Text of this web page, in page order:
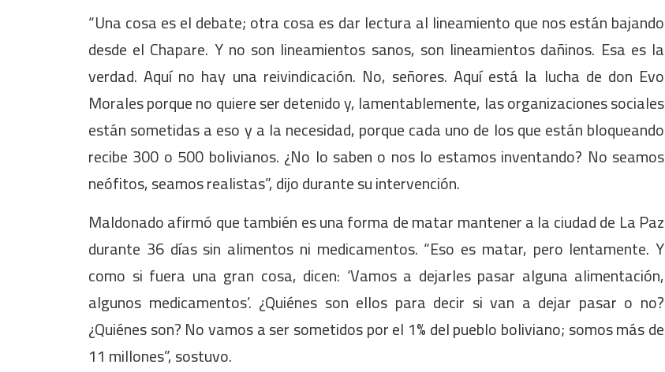
“Una cosa es el debate; otra cosa es dar lectura al lineamiento que nos están bajando
desde el Chapare. Y no son lineamientos sanos, son lineamientos dañinos. Esa es la
verdad. Aquí no hay una reivindicación. No, señores. Aquí está la lucha de don Evo
Morales porque no quiere ser detenido y, lamentablemente, las organizaciones sociales
están sometidas a eso y a la necesidad, porque cada uno de los que están bloqueando
recibe 300 o 500 bolivianos. ¿No lo saben o nos lo estamos inventando? No seamos
neófitos, seamos realistas”, dijo durante su intervención.
Maldonado afirmó que también es una forma de matar mantener a la ciudad de La Paz
durante 36 días sin alimentos ni medicamentos. “Eso es matar, pero lentamente. Y
como si fuera una gran cosa, dicen: ‘Vamos a dejarles pasar alguna alimentación,
algunos medicamentos’. ¿Quiénes son ellos para decir si van a dejar pasar o no?
¿Quiénes son? No vamos a ser sometidos por el 1% del pueblo boliviano; somos más de
11 millones”, sostuvo.